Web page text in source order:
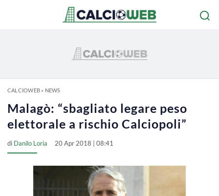
CALCIOWEB» NEWS
Malagò: “sbagliato legare peso
elettorale a rischio Calciopoli”
di Danilo Loria 20 Apr 2018 | 08:41